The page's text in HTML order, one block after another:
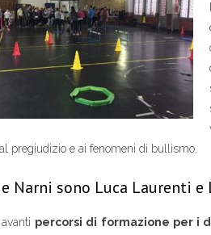
pregiudizio e ai fenomeni di bullismo.
Narni sono Luca Laurenti e
percorsi di formazione per i